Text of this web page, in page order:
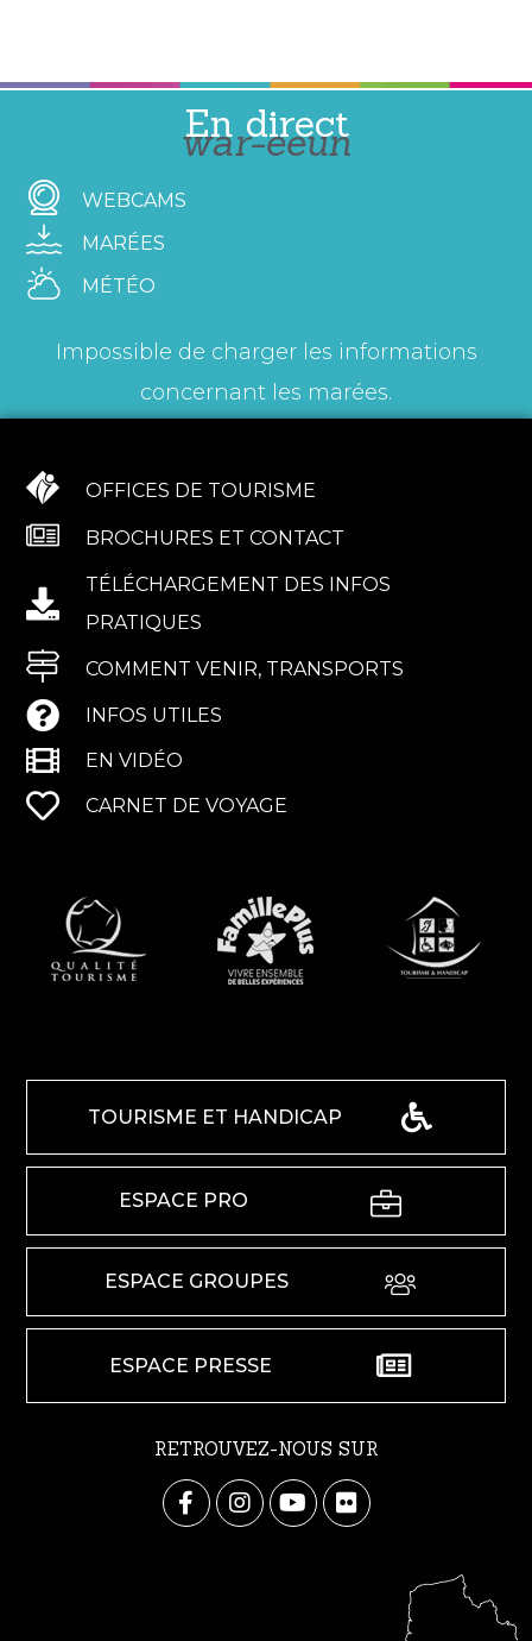
En direct
war-eeun
WEBCAMS
MARÉES
MÉTÉO
Impossible de charger les informations
concernant les marées.
OFFICES DE TOURISME
BROCHURES ET CONTACT
TÉLÉCHARGEMENT DES INFOS
PRATIQUES
COMMENT VENIR, TRANSPORTS
INFOS UTILES
EN VIDÉO
CARNET DE VOYAGE
TOURISME ET HANDICAP
ESPACE PRO
ESPACE GROUPES
ESPACE PRESSE
RETROUVEZ-NOUS SUR